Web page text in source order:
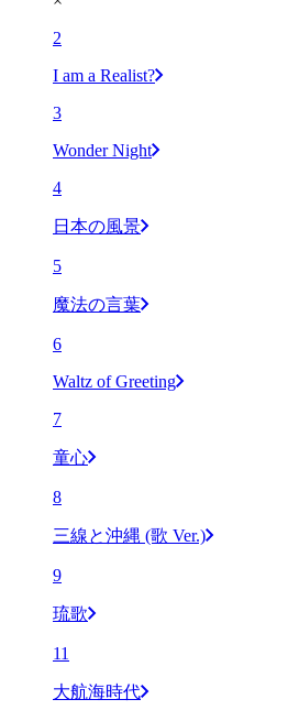
2
I am a Realist?
3
Wonder Night
4
日本の風景
5
魔法の言葉
6
Waltz of Greeting
7
童心
8
三線と沖縄 (歌 Ver.)
9
琉歌
11
大航海時代